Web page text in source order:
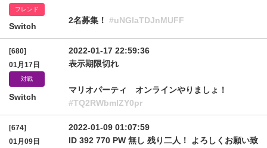
フレンド
Switch
2名募集！ #uNGlaTDJnMUFF
[680]
01月17日
対戦
Switch
2022-01-17 22:59:36
表示期限切れ
マリオパーティ オンラインやりましょ！
#TQ2RWbmlZY0pr
[674]
01月09日
2022-01-09 01:07:59
ID 392 770 PW 無し 残り二人！ よろしくお願い致